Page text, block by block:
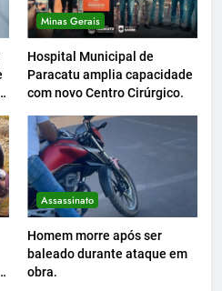
Minas Gerais
Hospital Municipal de
Paracatu amplia capacidade
com novo Centro Cirúrgico.
Assassinato
Homem morre após ser
baleado durante ataque em
obra.